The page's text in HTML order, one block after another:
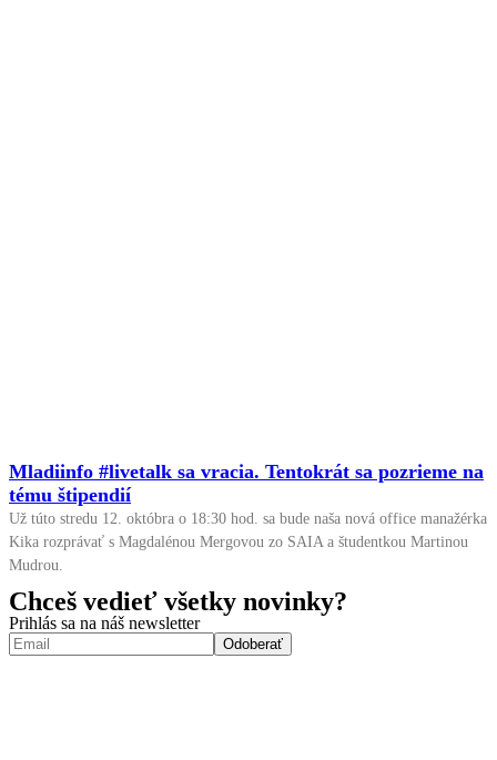
Mladiinfo #livetalk sa vracia. Tentokrát sa pozrieme na
tému štipendií
Už túto stredu 12. októbra o 18:30 hod. sa bude naša nová office manažérka
Kika rozprávať s Magdalénou Mergovou zo SAIA a študentkou Martinou
Mudrou.
Chceš vedieť všetky novinky?
Prihlás sa na náš newsletter